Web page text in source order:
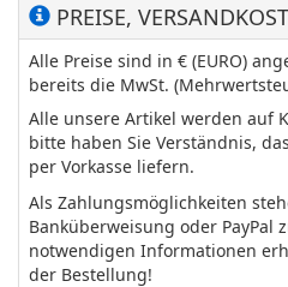
PREISE,
Alle Preise sind in € (EURO)
bereits die MwSt.
Alle unsere Artikel werden auf
bitte haben Sie Verständnis,
per Vorkasse liefern.
Als Zahlungsmöglichkeiten
Banküberweisung oder PayPal
notwendigen Informationen
der Bestellung!